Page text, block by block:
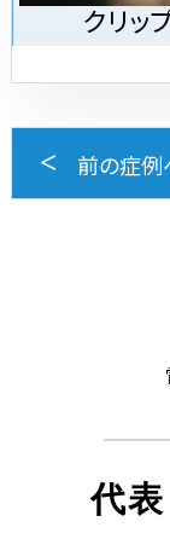
クリッ
前の症例
代表